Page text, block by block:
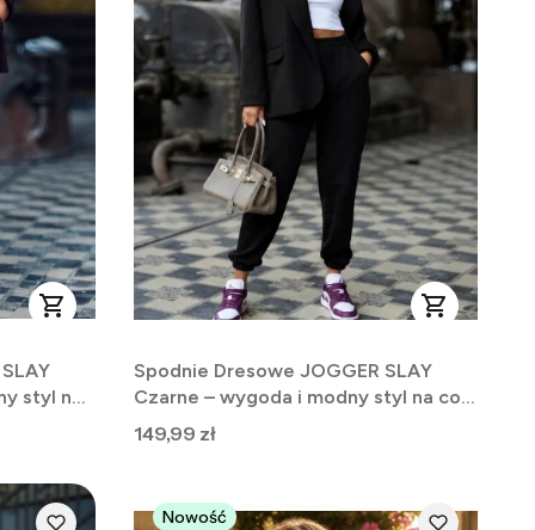
styl na
Spodnie Dresowe JOGGER SLAY
Czarne – wygoda i modny styl na co
dzień
Cena
149,99 zł
Nowość